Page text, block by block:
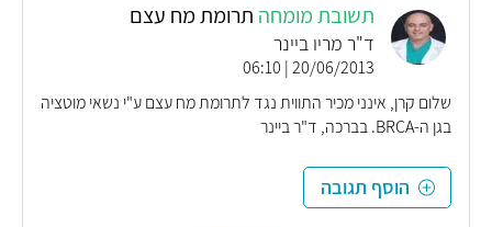
תשובת מומחה תרומת מח עצם
ד"ר מריו ביינר
20/06/2013 | 06:10
שלום קרן, אינני מכיר התווית נגד לתרומת מח עצם ע"י נשאי מוטציה
בגן ה-BRCA. בברכה, ד"ר ביינר
הוסף תגובה